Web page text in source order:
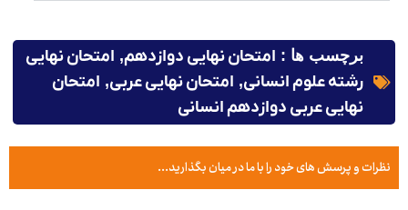
برچسب ها : امتحان نهایی دوازدهم, امتحان نهایی
رشته علوم انسانی, امتحان نهایی عربی, امتحان
نهایی عربی دوازدهم انسانی
نظرات و پرسش های خود را با ما در میان بگذارید...